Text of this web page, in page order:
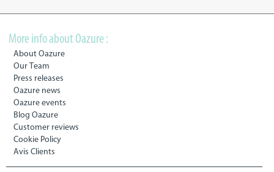
More info about Oazure :
About Oazure
Our Team
Press releases
Oazure news
Oazure events
Blog Oazure
Customer reviews
Cookie Policy
Avis Clients